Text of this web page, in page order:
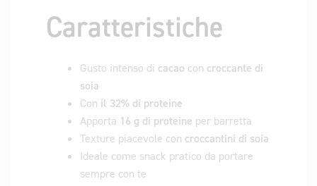
Caratteristiche
Gusto intenso di cacao con croccante di
soia
Con il 32% di proteine
Apporta 16 g di proteine ​​per barretta
Texture piacevole con croccantini di soia
Ideale come snack pratico da portare
sempre con te